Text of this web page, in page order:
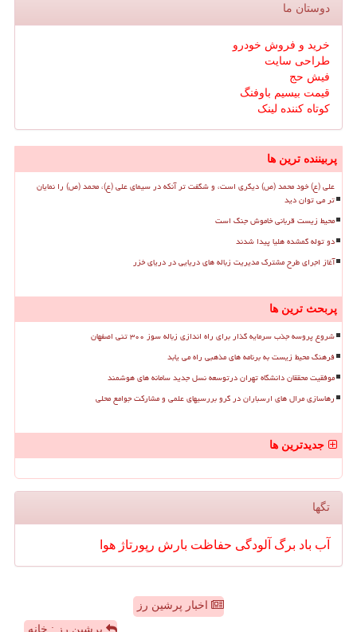
دوستان ما
خرید و فروش خودرو
طراحی سایت
فیش حج
قیمت بیسیم باوفنگ
کوتاه کننده لینک
پربیننده ترین ها
علی (ع) خود محمد (ص) دیگری است، و شگفت تر آنکه در سیمای علی (ع)، محمد (ص) را نمایان
تر می توان دید
محیط زیست قربانی خاموش جنگ است
دو توله گمشده هلیا پیدا شدند
آغاز اجرای طرح مشترک مدیریت زباله های دریایی در دریای خزر
پربحث ترین ها
شروع پروسه جذب سرمایه گذار برای راه اندازی زباله سوز ۳۰۰ تنی اصفهان
فرهنگ محیط زیست به برنامه های مذهبی راه می یابد
موفقیت محققان دانشگاه تهران درتوسعه نسل جدید سامانه های هوشمند
رهاسازی مرال های ارسباران در گرو بررسیهای علمی و مشارکت جوامع محلی
جدیدترین ها
تگها
آب باد برگ آلودگی حفاظت بارش رپورتاژ هوا
اخبار پرشین رز
پرشین رز : خانه